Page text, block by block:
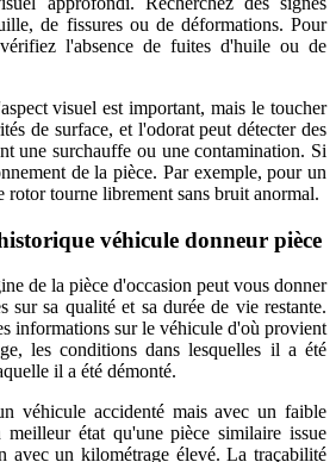
de fissures ou de déformations. Pour
l'absence de fuites d'huile ou de
visuel est important, mais le toucher
de surface, et l'odorat peut détecter des
une surchauffe ou une contamination. Si
de la pièce. Par exemple, pour un
rotor tourne librement sans bruit anormal.
véhicule donneur pièce
de la pièce d'occasion peut vous donner
sur sa qualité et sa durée de vie restante.
informations sur le véhicule d'où provient
les conditions dans lesquelles il a été
il a été démonté.
véhicule accidenté mais avec un faible
meilleur état qu'une pièce similaire issue
avec un kilométrage élevé. La traçabilité